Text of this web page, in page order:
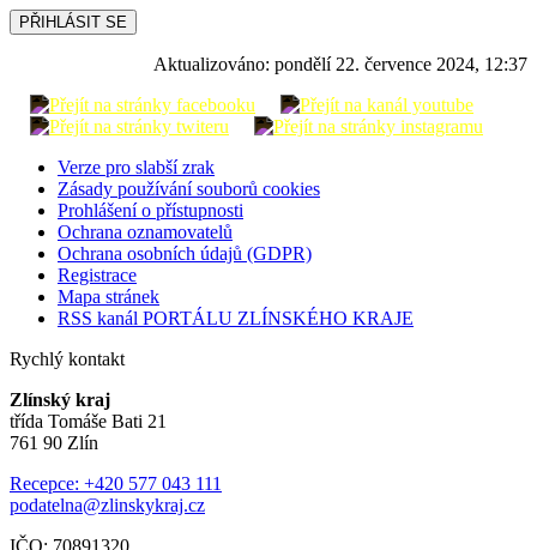
PŘIHLÁSIT SE
Aktualizováno: pondělí 22. července 2024, 12:37
Verze pro slabší zrak
Zásady používání souborů cookies
Prohlášení o přístupnosti
Ochrana oznamovatelů
Ochrana osobních údajů (GDPR)
Registrace
Mapa stránek
RSS kanál PORTÁLU ZLÍNSKÉHO KRAJE
Rychlý kontakt
Zlínský kraj
třída Tomáše Bati 21
761 90 Zlín
Recepce: +420 577 043 111
podatelna@zlinskykraj.cz
IČO: 70891320